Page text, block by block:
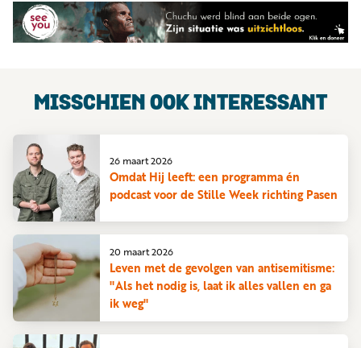
MISSCHIEN OOK INTERESSANT
Omdat Hij leeft: een programma én
podcast voor de Stille Week richting Pasen
26 maart 2026
Leven met de gevolgen van antisemitisme:
"Als het nodig is, laat ik alles vallen en ga
ik weg"
20 maart 2026